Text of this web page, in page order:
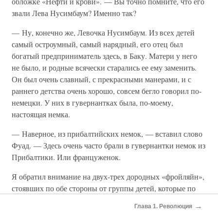
звали Лева Нусимбаум? Именно так?
— Ну, конечно же, Левочка Нусимбаум. Из всех детей
самый остроумный, самый нарядный, его отец был
богатый предприниматель здесь, в Баку. Матери у него
не было, и родные всячески старались ее ему заменить.
Он был очень славный, с прекрасными манерами, и с
раннего детства очень хорошо, совсем бегло говорил по-
немецки. У них в гувернантках была, по-моему,
настоящая немка.
— Наверное, из прибалтийских немок, — вставил слово
Фуад. — Здесь очень часто брали в гувернантки немок из
Прибалтики. Или француженок.
Я обратил внимание на двух-трех дородных «фройляйн»,
стоявших по обе стороны от группы детей, которые по
разодеты в расшитые блестками вечерние платья.
Глава 1. Революция →